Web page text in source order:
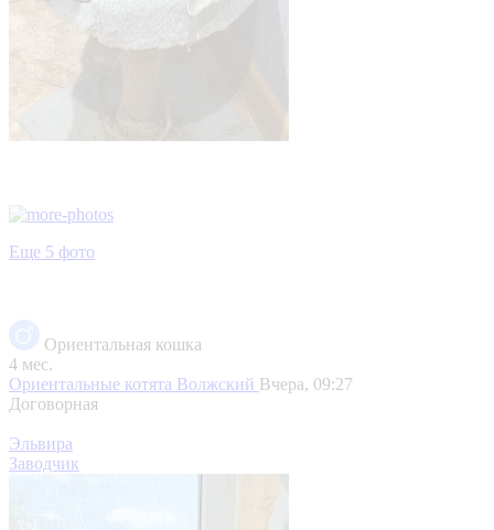
Еще 5 фото
Ориентальная кошка
4 мес.
Ориентальные котята Волжский Вчера, 09:27
Договорная
Эльвира
Заводчик